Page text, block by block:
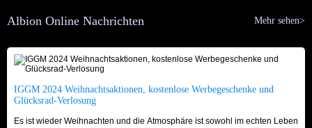
100% Rückerstattungsrichtlinie. Warum wählen Sie nicht eine billigere und
möchten?
Wenn Sie andere Probleme mit Albion Online haben, wenden Sie sich bitte
Albion Online Nachrichten Mehr sehen>
IGGM 2024 Weihnachtsaktionen, kostenlose Werbegeschenke und
Glücksrad-Verlosung
Es ist wieder Weihnachten und die Atmosphäre ist sowohl im echten Leben